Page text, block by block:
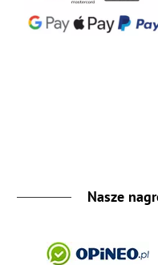
Nasze